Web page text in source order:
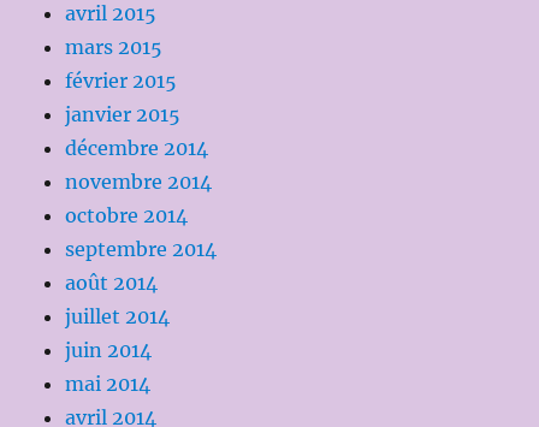
avril 2015
mars 2015
février 2015
janvier 2015
décembre 2014
novembre 2014
octobre 2014
septembre 2014
août 2014
juillet 2014
juin 2014
mai 2014
avril 2014